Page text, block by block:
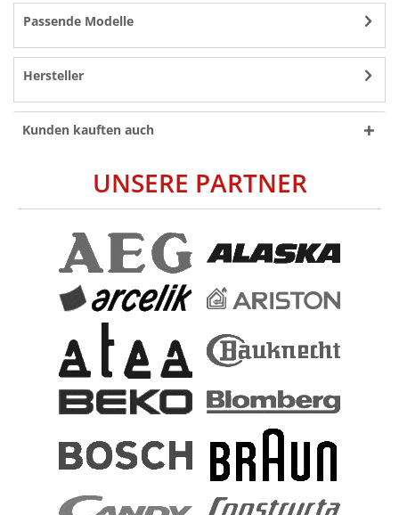
Passende Modelle
Hersteller
Kunden kauften auch
UNSERE PARTNER